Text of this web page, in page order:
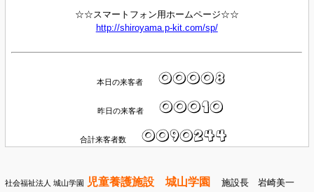
☆☆スマートフォン用ホームページ☆☆
http://shiroyama.p-kit.com/sp/
本日の来客者
昨日の来客者
合計来客者数
社会福祉法人 城山学園 児童養護施設 城山学園 施設長 岩崎美一